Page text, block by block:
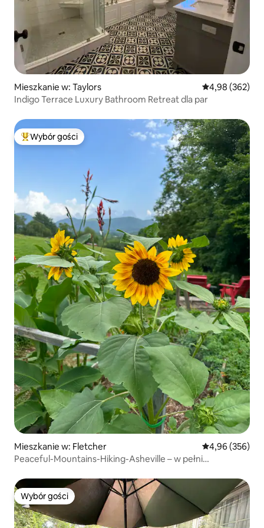
Mieszkanie w: Taylors Średnia
4,98 (362)
Indigo Terrace Luxury Bathroom Retreat dla par
Najpopularniejsze z kategorii Wybór gości
Wybór gości
Mieszkanie w: Fletcher Średnia
4,96 (356)
Peaceful-Mountains-Hiking-Asheville – w pełni
Wybór gości
Wybór gości